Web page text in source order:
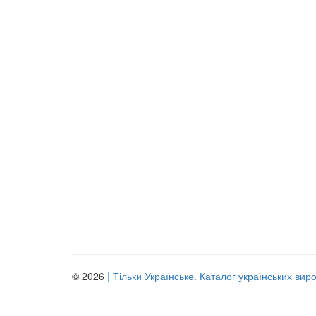
© 2026 | Тільки Українське. Каталог українських